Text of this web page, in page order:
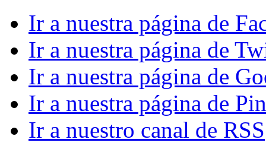
Ir a nuestra página de
Ir a nuestra página de
Ir a nuestra página de
Ir a nuestra página de
Ir a nuestro canal de RSS